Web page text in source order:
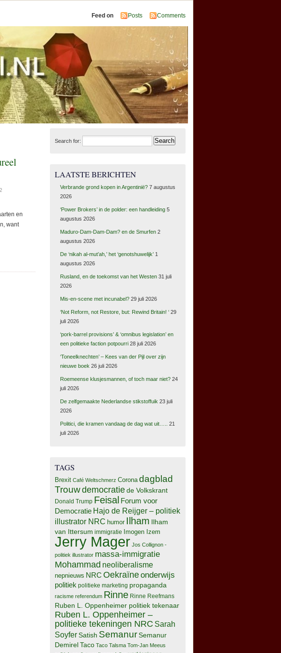
Feed on Posts Comments
en
want
Search for:
LAATSTE BERICHTEN
Verbrande grond kopen in Argentinië? 7 augustus
2026
‘Power Brokers’ in de polder: een handleiding 5
augustus 2026
Maduro-Dam-Dam-Dam? en de Smurfen 2
augustus 2026
De ‘nikah al-mut’ah,’ het ‘genotshuwelijk’ 1
augustus 2026
Rusland, en de toekomst van het Westen 31 juli
2026
Mis-en-scene met incunabel? 29 juli 2026
‘Not Reform, not Restore, but: Rewind Britain! ‘ 29
juli 2026
‘pork-barrel provisions’ & ‘omnibus legislation’ en
een politieke faction potpourri 28 juli 2026
‘Toneelknechten’ – Kees van der Pijl over zijn
nieuwe boek 26 juli 2026
Roemeense klusjesmannen, of toch maar niet? 24
juli 2026
De zelfgemaakte Nederlandse stikstoffuik 23 juli
2026
Politici, die kramen vandaag de dag wat uit…..
21
juli 2026
TAGS
Brexit Café Weltschmerz Corona dagblad
Trouwdemocratiede Volkskrant
Donald Trump Feisal Forum voor
Democratie Hajo de Reijger – politiek
illustrator NRC humor Ilham Ilham
van Ittersum immigratie Imogen Izem
Jerry Mager Jos Collignon -
politiek illustrator massa-immigratie
Mohammad neoliberalisme
nepnieuws NRC Oekraïneonderwijs
politiek politieke marketing propaganda
racisme referendum Rinne Rinne Reefmans
Ruben L. Oppenheimer politiek tekenaar
Ruben L. Oppenheimer –
politieke tekeningen NRC Sarah
Soyfer Satish SemanurSemanur
DemirelTaco Taco Talsma Tom-Jan Meeus